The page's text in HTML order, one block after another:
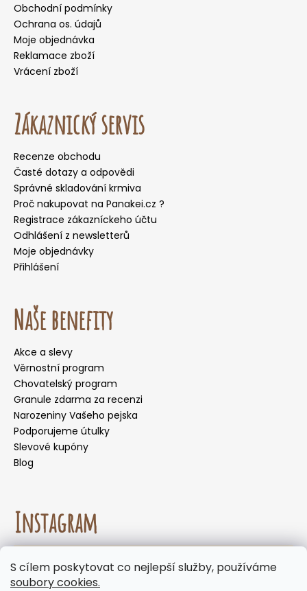
S cílem poskytovat co nejlepší služby, používáme
soubory cookies.
měsíců nedoporučujeme volit doručení do
samoobslužných boxů, kde mohou být zásilky
Obchodní podmínky
Ochrana os. údajů
Moje objednávka
Reklamace zboží
Vrácení zboží
Zákaznický servis
Recenze obchodu
Časté dotazy a odpovědi
Správné skladování krmiva
Proč nakupovat na Panakei.cz ?
Registrace zákazníckeho účtu
Odhlášení z newsletterů
Moje objednávky
Přihlášení
Naše benefity
Akce a slevy
Věrnostní program
Chovatelský program
Granule zdarma za recenzi
Narozeniny Vašeho pejska
Podporujeme útulky
Slevové kupóny
Blog
Instagram
Sledovat na Instagramu